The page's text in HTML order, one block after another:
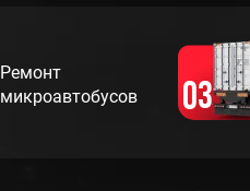
Ремонт
микроавтобусов
03